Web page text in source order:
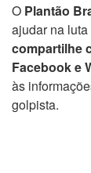
O Plantão
ajudar na
compartilhe
Facebook e
às
golpista.